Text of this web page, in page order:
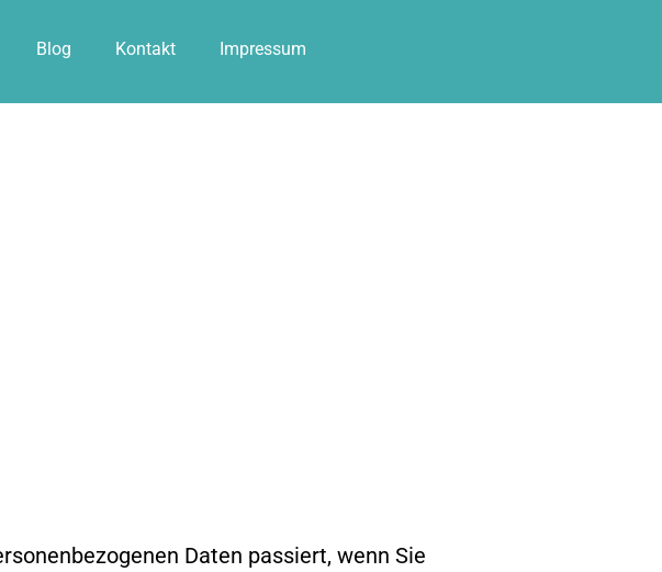
Blog Kontakt Impressum
Daten passiert, wenn Sie